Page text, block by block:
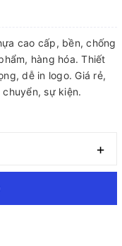
cao cấp, bền, chống
hàng hóa. Thiết
dễ in logo. Giá rẻ,
sự kiện.
+